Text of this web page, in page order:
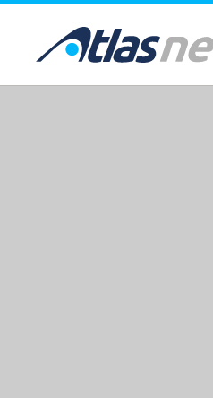
common.go-to-content